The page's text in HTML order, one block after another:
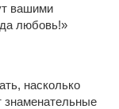
вашими
любовь!»
насколько
знаменательные